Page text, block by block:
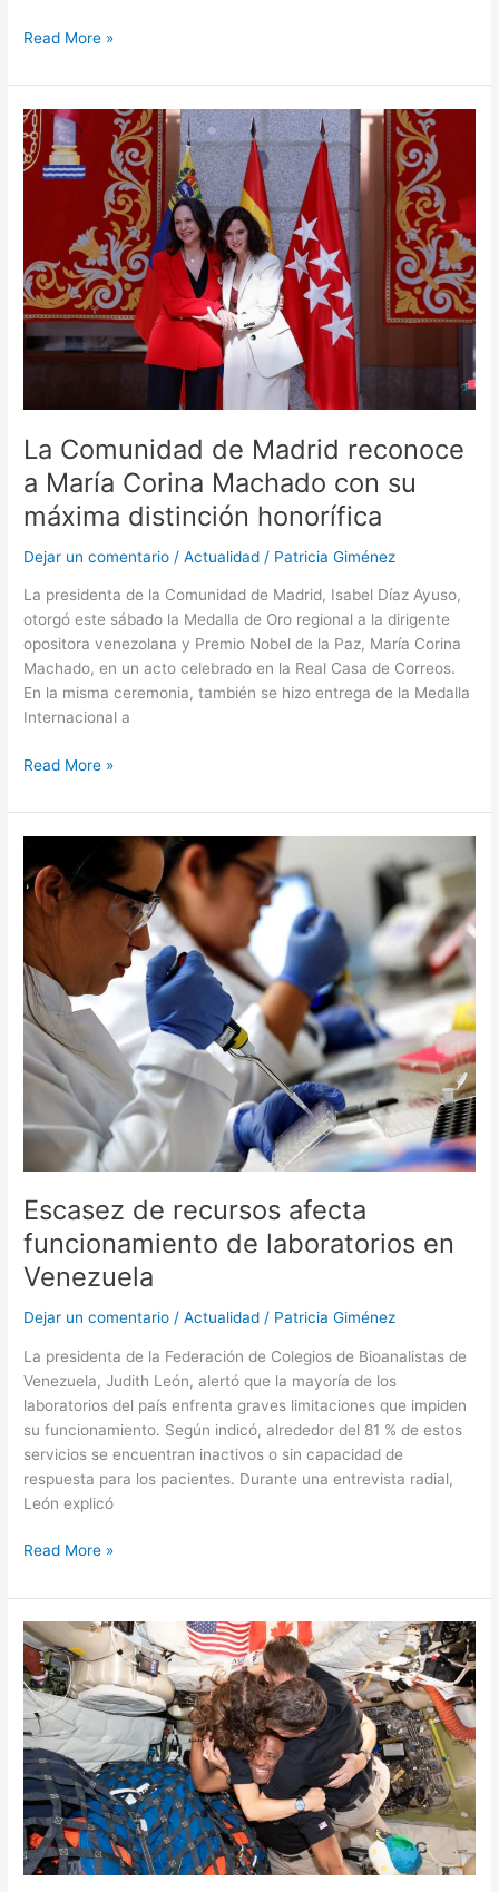
Read More »
La Comunidad de Madrid reconoce
a María Corina Machado con su
máxima distinción honorífica
Dejar un comentario /Actualidad / Patricia Giménez
La presidenta de la Comunidad de Madrid, Isabel Díaz Ayuso,
otorgó este sábado la Medalla de Oro regional a la dirigente
opositora venezolana y Premio Nobel de la Paz, María Corina
Machado, en un acto celebrado en la Real Casa de Correos.
En la misma ceremonia, también se hizo entrega de la Medalla
Internacional a
La
Comunidad
de
María
Corina
Machado
con
distinción
honorífica
Read More »
Escasez de recursos afecta
funcionamiento de laboratorios en
Venezuela
Dejar un comentario /Actualidad / Patricia Giménez
La presidenta de la Federación de Colegios de Bioanalistas de
Venezuela, Judith León, alertó que la mayoría de los
laboratorios del país enfrenta graves limitaciones que impiden
su funcionamiento. Según indicó, alrededor del 81 % de estos
servicios se encuentran inactivos o sin capacidad de
respuesta para los pacientes. Durante una entrevista radial,
León explicó
de
recursos
afecta
funcionamiento
de
laboratorios
en
Venezuela
Read More »
Artemis
II
inicia
el
regreso
tras
un
hito
histórico
alrededor
de